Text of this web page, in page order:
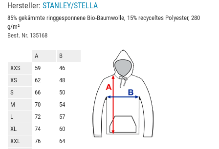
Hersteller: STANLEY/STELLA
85% gekämmte ringgesponnene Bio-Baumwolle, 15% recyceltes Polyester, 280
g/m²
Best. Nr. 135168
A
B
XXS
59
46
XS
62
48
S
66
50
M
70
54
L
72
57
XL
74
60
XXL
76
64